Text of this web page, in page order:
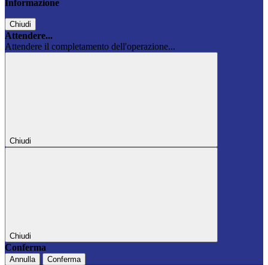
Informazione
Chiudi
Attendere...
Attendere il completamento dell'operazione...
Chiudi
Chiudi
Conferma
Annulla Conferma